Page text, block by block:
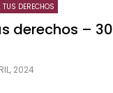
TUS DERECHOS
derechos – 30
2024